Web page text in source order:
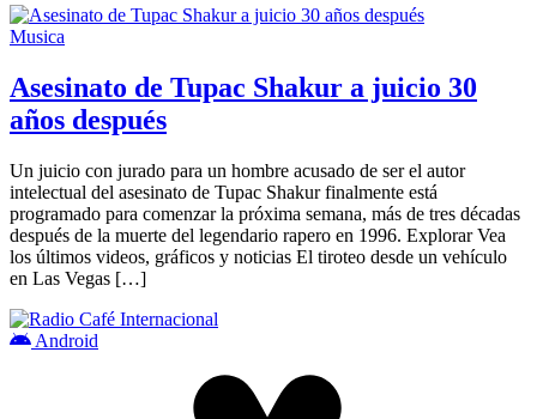
Musica
Asesinato de Tupac Shakur a juicio 30
años después
Un juicio con jurado para un hombre acusado de ser el autor
intelectual del asesinato de Tupac Shakur finalmente está
programado para comenzar la próxima semana, más de tres décadas
después de la muerte del legendario rapero en 1996. Explorar Vea
los últimos videos, gráficos y noticias El tiroteo desde un vehículo
en Las Vegas […]
Android